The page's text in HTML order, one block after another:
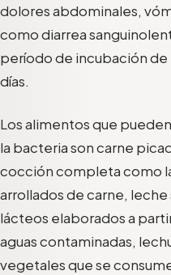
dolores abdominales,
como diarrea
período de incubación de
días.
Los alimentos que
la bacteria son carne
cocción completa como
arrollados de carne,
lácteos elaborados a
aguas contaminadas,
vegetales que se